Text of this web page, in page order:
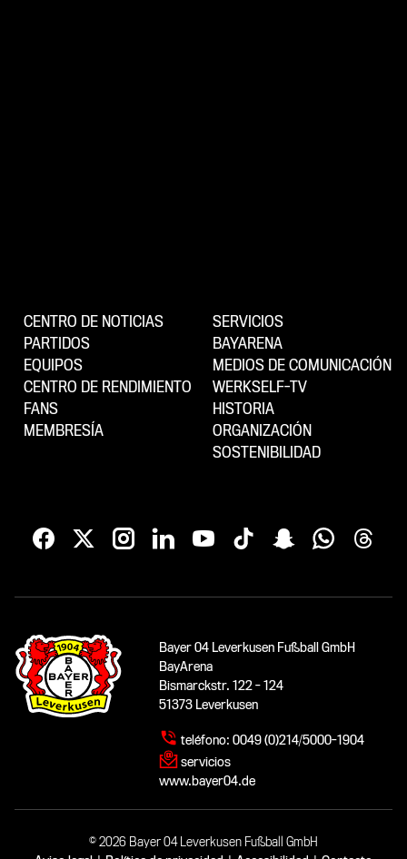
CENTRO DE NOTICIAS
PARTIDOS
EQUIPOS
CENTRO DE RENDIMIENTO
FANS
MEMBRESÍA
SERVICIOS
BAYARENA
MEDIOS DE COMUNICACIÓN
WERKSELF-TV
HISTORIA
ORGANIZACIÓN
SOSTENIBILIDAD
Bayer 04 Leverkusen Fußball GmbH
BayArena
Bismarckstr. 122 - 124
51373 Leverkusen
teléfono: 0049 (0)214/5000-1904
servicios
www.bayer04.de
© 2026 Bayer 04 Leverkusen Fußball GmbH